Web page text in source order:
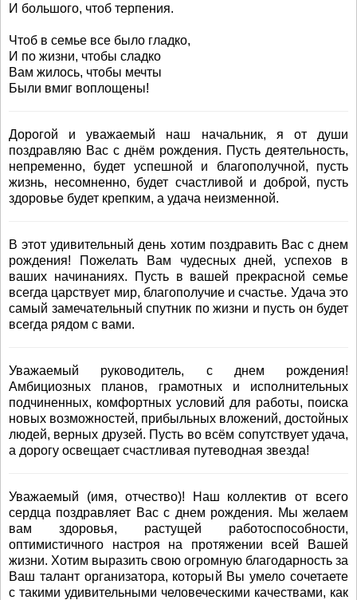
И большого, чтоб терпения.
Чтоб в семье все было гладко,
И по жизни, чтобы сладко
Вам жилось, чтобы мечты
Были вмиг воплощены!
Дорогой и уважаемый наш начальник, я от души
поздравляю Вас с днём рождения. Пусть деятельность,
непременно, будет успешной и благополучной, пусть
жизнь, несомненно, будет счастливой и доброй, пусть
здоровье будет крепким, а удача неизменной.
В этот удивительный день хотим поздравить Вас с днем
рождения! Пожелать Вам чудесных дней, успехов в
ваших начинаниях. Пусть в вашей прекрасной семье
всегда царствует мир, благополучие и счастье. Удача это
самый замечательный спутник по жизни и пусть он будет
всегда рядом с вами.
Уважаемый руководитель, с днем рождения!
Амбициозных планов, грамотных и исполнительных
подчиненных, комфортных условий для работы, поиска
новых возможностей, прибыльных вложений, достойных
людей, верных друзей. Пусть во всём сопутствует удача,
а дорогу освещает счастливая путеводная звезда!
Уважаемый (имя, отчество)! Наш коллектив от всего
сердца поздравляет Вас с днем рождения. Мы желаем
вам здоровья, растущей работоспособности,
оптимистичного настроя на протяжении всей Вашей
жизни. Хотим выразить свою огромную благодарность за
Ваш талант организатора, который Вы умело сочетаете
с такими удивительными человеческими качествами, как